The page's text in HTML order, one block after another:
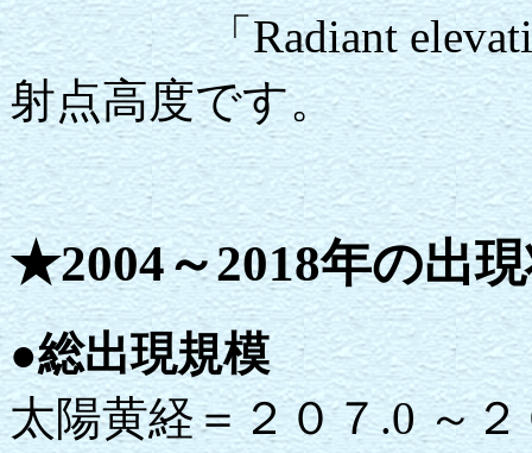
「Radiant elevation
射点高度です。
★2004～2018年の出
●総出現規模
太陽黄経＝２０７.0 ～